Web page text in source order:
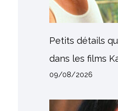
Petits détails
dans les films
09/08/2026